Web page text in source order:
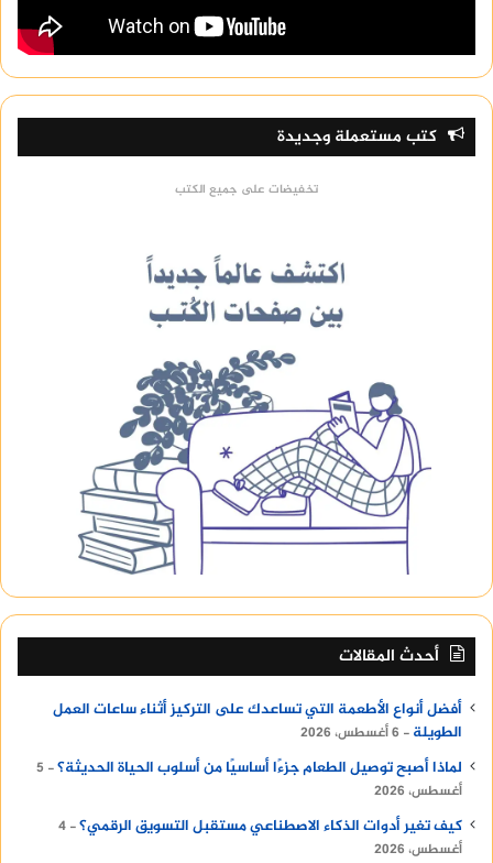
كتب مستعملة وجديدة
تخفيضات على جميع الكتب
أحدث المقالات
أفضل أنواع الأطعمة التي تساعدك على التركيز أثناء ساعات العمل
الطويلة
6 أغسطس، 2026
لماذا أصبح توصيل الطعام جزءًا أساسيًا من أسلوب الحياة الحديثة؟
5
أغسطس، 2026
كيف تغير أدوات الذكاء الاصطناعي مستقبل التسويق الرقمي؟ 4
أغسطس، 2026